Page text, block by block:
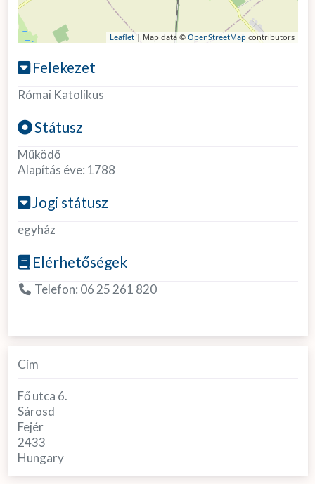
Leaflet| Map data © OpenStreetMapcontributors
Felekezet
Római Katolikus
Státusz
Működő
Alapítás éve: 1788
Jogi státusz
egyház
Elérhetőségek
Telefon: 06 25 261 820
Cím
Fő utca 6.
Sárosd
Fejér
2433
Hungary